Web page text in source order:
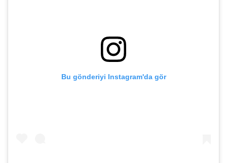
Bu gönderiyi Instagram'da gör